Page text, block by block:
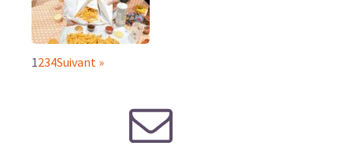
1234Suivant »